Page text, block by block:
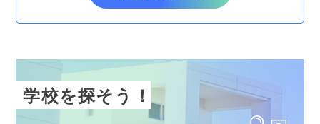
学校を探そう！